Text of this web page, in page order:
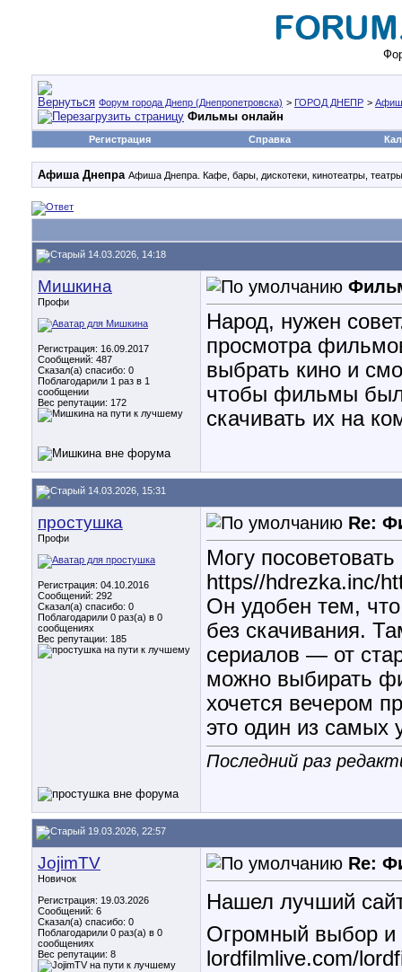
Форум города Днепр (Днепропетровска) > ГОРОД ДНЕПР >
Фильмы онлайн
Регистрация Справка
Афиша Днепра Афиша Днепра. Кафе, бары, дискотеки, кинотеатры,
14.03.2026, 14:18
Мишкина
Профи
Регистрация: 16.09.2017
Сообщений: 487
Сказал(а) спасибо: 0
Поблагодарили 1 раз в 1
сообщении
Вес репутации: 172
Народ, нужен
просмотра
выбрать кино и
чтобы фильмы
скачивать их на
14.03.2026, 15:31
простушка
Профи
Регистрация: 04.10.2016
Сообщений: 292
Сказал(а) спасибо: 0
Поблагодарили 0 раз(а) в 0
сообщениях
Вес репутации: 185
Re:
Могу
https//hdrezka.inc/
Он удобен тем,
без скачивания.
сериалов — от
можно выбирать
хочется вечером
это один из самых
Последний раз
19.03.2026, 22:57
JojimTV
Новичок
Регистрация: 19.03.2026
Сообщений: 6
Сказал(а) спасибо: 0
Поблагодарили 0 раз(а) в 0
сообщениях
Вес репутации: 8
Re:
Нашел лучший
Огромный выбор и
lordfilmlive.com/